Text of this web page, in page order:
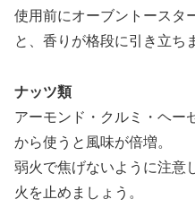
使用前にオーブントースタ
と、香りが格段に引き立ち
ナッツ類
アーモンド・クルミ・ヘー
から使うと風味が倍増。
弱火で焦げないように注意
火を止めましょう。